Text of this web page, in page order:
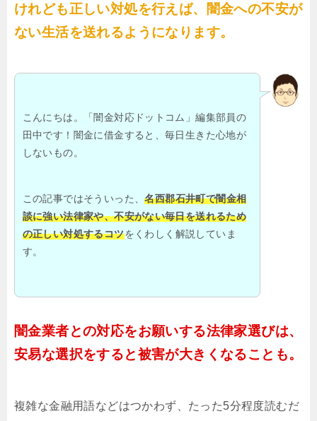
けれども正しい対処を行えば、闇金への不安が
ない生活を送れるようになります。
こんにちは。「闇金対応ドットコム」編集部員の
田中です！闇金に借金すると、毎日生きた心地が
しないもの。
この記事ではそういった、名西郡石井町で闇金相
談に強い法律家や、不安がない毎日を送れるため
の正しい対処するコツをくわしく解説していま
す。
闇金業者との対応をお願いする法律家選びは、
安易な選択をすると被害が大きくなることも。
複雑な金融用語などはつかわず、たった5分程度読むだ